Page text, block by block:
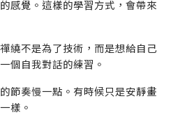
感覺。這樣的學習方式，會帶來
繞不是為了技術，而是想給自己
個自我對話的練習。
節奏慢一點。有時候只是安靜畫
樣。